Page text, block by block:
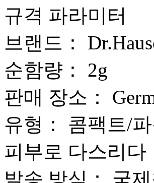
규격 파라미터
브랜드：
순함량：
2g
판매 장소：
유형：
콤팩트/
피부로 다스리다